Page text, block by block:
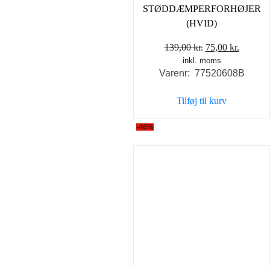
STØDDÆMPERFORHØJER
(HVID)
139,00kr. Den
oprindelige
pris
139,00 kr..
75,00 kr.
pris
inkl. moms
Varenr: 77520608B
Tilføj til kurv
-46%